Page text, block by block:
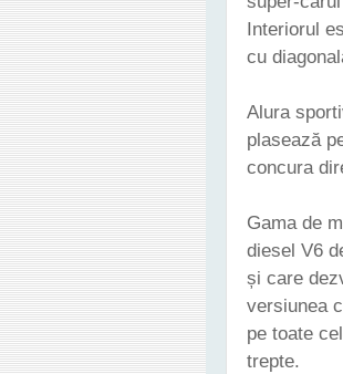
Interiorul
cu
Alura
plasează
concura
Gama de
diesel V6
și care
versiunea
pe toate
trepte.